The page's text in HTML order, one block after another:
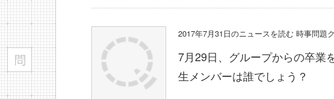
2017年7月31日のニュースを読む 時事問題
7月29日、グループからの卒業
生メンバーは誰でしょう？